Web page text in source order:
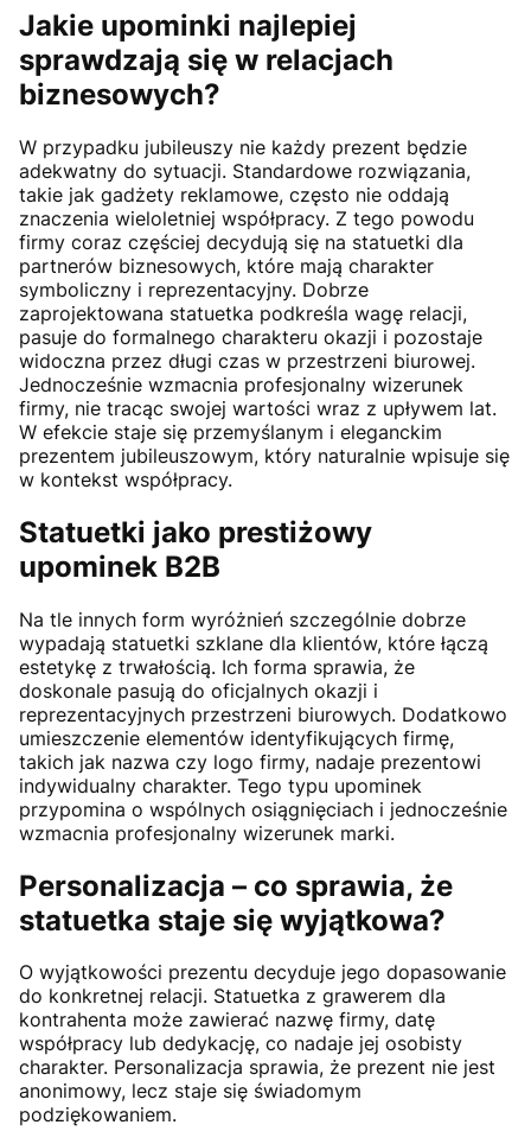
Jakie upominki najlepiej
sprawdzają się w relacjach
biznesowych?
W przypadku jubileuszy nie każdy prezent będzie
adekwatny do sytuacji. Standardowe rozwiązania,
takie jak gadżety reklamowe, często nie oddają
znaczenia wieloletniej współpracy. Z tego powodu
firmy coraz częściej decydują się na statuetki dla
partnerów biznesowych, które mają charakter
symboliczny i reprezentacyjny. Dobrze
zaprojektowana statuetka podkreśla wagę relacji,
pasuje do formalnego charakteru okazji i pozostaje
widoczna przez długi czas w przestrzeni biurowej.
Jednocześnie wzmacnia profesjonalny wizerunek
firmy, nie tracąc swojej wartości wraz z upływem lat.
W efekcie staje się przemyślanym i eleganckim
prezentem jubileuszowym, który naturalnie wpisuje się
w kontekst współpracy.
Statuetki jako prestiżowy
upominek B2B
Na tle innych form wyróżnień szczególnie dobrze
wypadają statuetki szklane dla klientów, które łączą
estetykę z trwałością. Ich forma sprawia, że
doskonale pasują do oficjalnych okazji i
reprezentacyjnych przestrzeni biurowych. Dodatkowo
umieszczenie elementów identyfikujących firmę,
takich jak nazwa czy logo firmy, nadaje prezentowi
indywidualny charakter. Tego typu upominek
przypomina o wspólnych osiągnięciach i jednocześnie
wzmacnia profesjonalny wizerunek marki.
Personalizacja – co sprawia, że
statuetka staje się wyjątkowa?
O wyjątkowości prezentu decyduje jego dopasowanie
do konkretnej relacji. Statuetka z grawerem dla
kontrahenta może zawierać nazwę firmy, datę
współpracy lub dedykację, co nadaje jej osobisty
charakter. Personalizacja sprawia, że prezent nie jest
anonimowy, lecz staje się świadomym
podziękowaniem.